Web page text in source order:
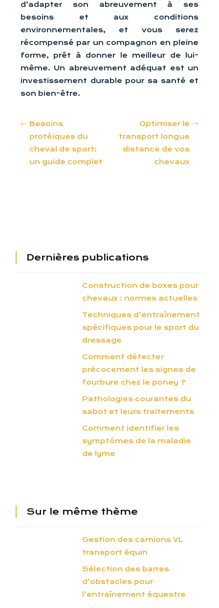
d’adapter son abreuvement à ses
besoins et aux conditions
environnementales, et vous serez
récompensé par un compagnon en pleine
forme, prêt à donner le meilleur de lui-
même. Un abreuvement adéquat est un
investissement durable pour sa santé et
son bien-être.
Besoins
protéiques du
cheval de sport:
un guide complet
Optimiser le
transport longue
distance de vos
chevaux
Dernières publications
Construction de boxes pour
chevaux : normes actuelles
Techniques d’entraînement
spécifiques pour le sport du
dressage
Comment détecter
précocement les signes de
fourbure chez le poney ?
Pathologies courantes du
sabot et leurs traitements
Comment identifier les
symptômes de la maladie
de lyme
Sur le même thème
Gestion des camions VL
transport équin
Sélection des barres
d’obstacles pour
l’entraînement équestre